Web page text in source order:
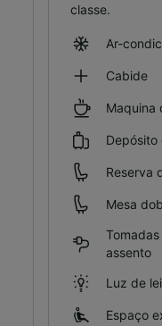
classe.
Ar-
Cabide
Maquina
Reserva
Mesa
assento
Luz de
Espaço